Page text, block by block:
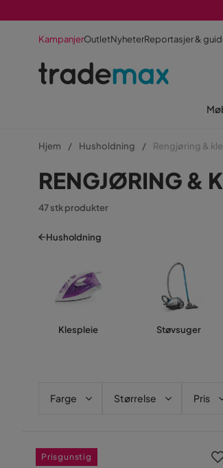
KampanjerOutletNyheterReportasjer &
Hjem Husholdning Rengjøring &
RENGJØRING &
47 stk produkter
Husholdning
Klespleie Støvsuger
Farge Størrelse Pris
Prisgunstig